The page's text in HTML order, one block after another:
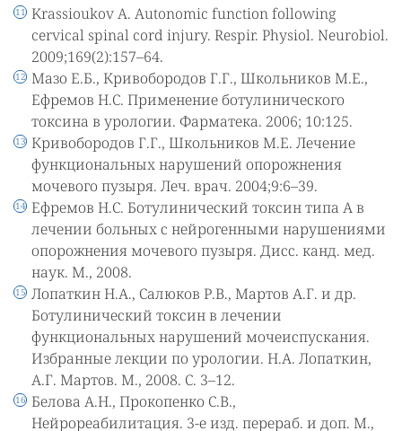
Krassioukov A. Autonomic function following
cervical spinal cord injury. Respir. Physiol. Neurobiol.
2009;169(2):157–64.
Мазо Е.Б., Кривобородов Г.Г., Школьников М.Е.,
Ефремов Н.С. Применение ботулинического
токсина в урологии. Фарматека. 2006; 10:125.
Кривобородов Г.Г., Школьников М.Е. Лечение
функциональных нарушений опорожнения
мочевого пузыря. Леч. врач. 2004;9:6–39.
Ефремов Н.С. Ботулинический токсин типа А в
лечении больных с нейрогенными нарушениями
опорожнения мочевого пузыря. Дисс. канд. мед.
наук. М., 2008.
Лопаткин Н.А., Салюков Р.В., Мартов А.Г. и др.
Ботулинический токсин в лечении
функциональных нарушений мочеиспускания.
Избранные лекции по урологии. Н.А. Лопаткин,
А.Г. Мартов. М., 2008. С. 3–12.
Белова А.Н., Прокопенко С.В.,
Нейрореабилитация. 3-е изд. перераб. и доп. М.,